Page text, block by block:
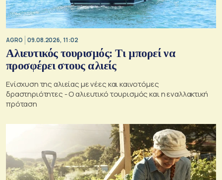
AGRO 09.08.2026, 11:02
Αλιευτικός τουρισμός: Τι μπορεί να
προσφέρει στους αλιείς
Ενίσχυση της αλιείας με νέες και καινοτόμες
δραστηριότητες - Ο αλιευτικό τουρισμός και η εναλλακτική
πρόταση